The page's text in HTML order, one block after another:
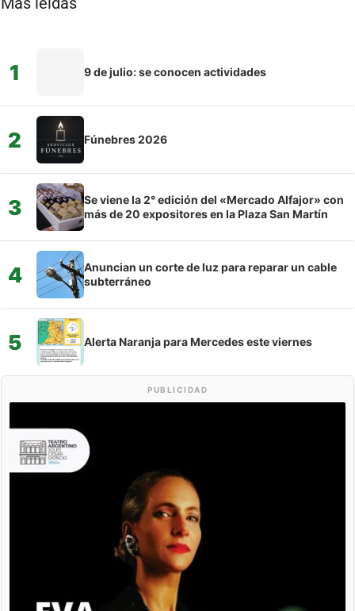
1 9 de julio: se conocen actividades
2 Fúnebres 2026
3
Se viene la 2° edición del «Mercado Alfajor» con
más de 20 expositores en la Plaza San Martín
4
Anuncian un corte de luz para reparar un cable
subterráneo
5 Alerta Naranja para Mercedes este viernes
PUBLICIDAD